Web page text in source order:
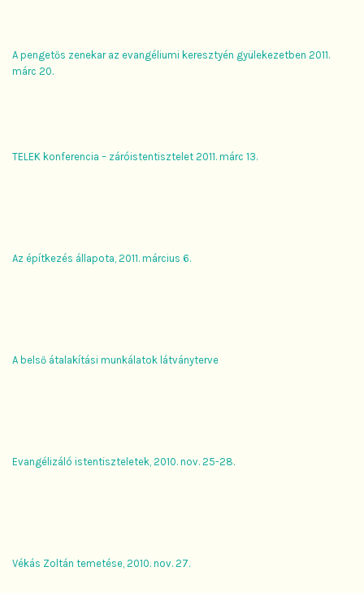
A pengetős zenekar az evangéliumi keresztyén gyülekezetben 2011.
márc 20.
TELEK konferencia – záróistentisztelet 2011. márc 13.
Az építkezés állapota, 2011. március 6.
A belső átalakítási munkálatok látványterve
Evangélizáló istentiszteletek, 2010. nov. 25-28.
Vékás Zoltán temetése, 2010. nov. 27.